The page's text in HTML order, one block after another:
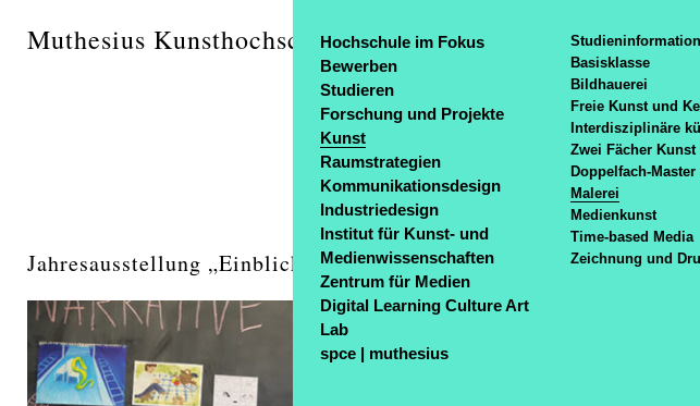
Muthesius Kunsthochschule
Webmail
Jahresausstellung „Einblick / Ausblick“ zog zahlreiche
Hochschule im Fokus
Bewerben
Studieren
Forschung und Projekte
Kunst
Studieninformation
Basisklasse
Bildhauerei
Freie Kunst und
Interdisziplinäre
Zwei Fächer
Doppelfach-
Malerei
Medienkunst
Time-based Media
Zeichnung und
Raumstrategien
Kommunikationsdesign
Industriedesign
Institut für Kunst- und
Medienwissenschaften
Zentrum für Medien
Digital Learning Culture Art
Lab
spce | muthesius